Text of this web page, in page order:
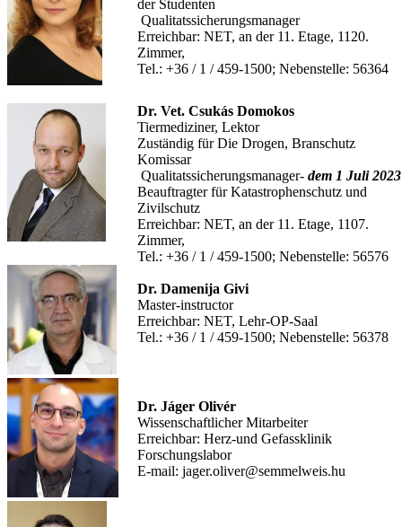
der Studenten
Qualitatssicherungsmanager
Erreichbar: NET, an der 11. Etage, 1120.
Zimmer,
Tel.: +36 / 1 / 459-1500; Nebenstelle: 56364
Dr. Vet. Csukás Domokos
Tiermediziner, Lektor
Zuständig für Die Drogen, Branschutz
Komissar
Qualitatssicherungsmanager- dem 1 Juli 2023
Beauftragter für Katastrophenschutz und
Zivilschutz
Erreichbar: NET, an der 11. Etage, 1107.
Zimmer,
Tel.: +36 / 1 / 459-1500; Nebenstelle: 56576
Dr. Damenija Givi
Master-instructor
Erreichbar: NET, Lehr-OP-Saal
Tel.: +36 / 1 / 459-1500; Nebenstelle: 56378
Dr. Jáger Olivér
Wissenschaftlicher Mitarbeiter
Erreichbar: Herz-und Gefassklinik
Forschungslabor
E-mail: jager.oliver@semmelweis.hu